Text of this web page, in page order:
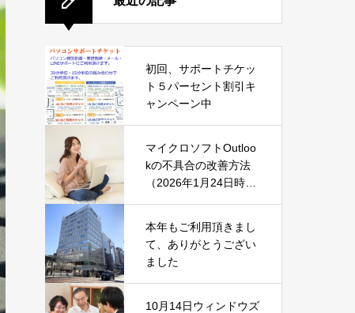
初回、サポートチケッ
ト５パーセント割引キ
ャンペーン中
マイクロソフトOutloo
kの不具合の改善方法
（2026年1月24日時
本年もご利用頂きまし
て、ありがとうござい
ました
10月14日ウィンドウズ